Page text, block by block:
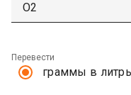
Перевести
граммы в